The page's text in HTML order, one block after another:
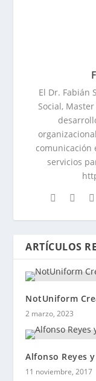
El Dr. Fabián
Social,
comunicación
servicios
ARTÍCULOS
NotUniform
2 marzo, 2023
Alfonso Reyes
11 noviembre, 2017